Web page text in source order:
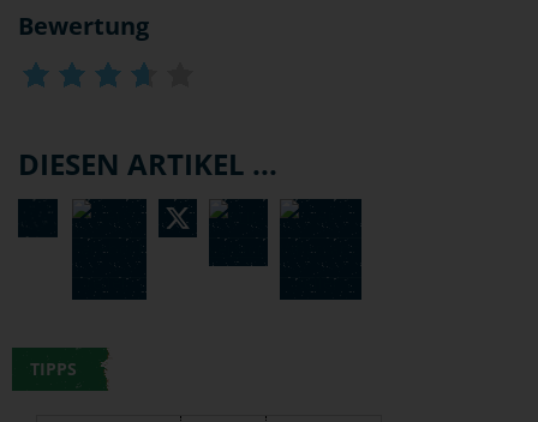
Bewertung
DIESEN ARTIKEL ...
TIPPS